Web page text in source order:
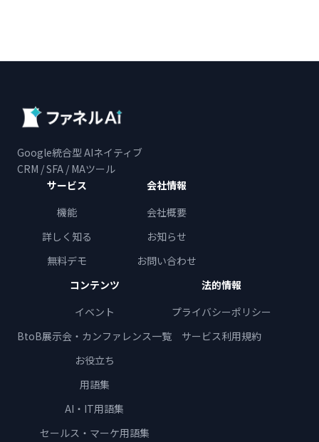
Google統合型 AIネイティブ
CRM / SFA / MAツール
サービス
機能
詳しく知る
無料デモ
会社情報
会社概要
お知らせ
お問い合わせ
コンテンツ
イベント
BtoB展示会・カンファレンス一覧
お役立ち
用語集
AI・IT用語集
セールス・マーケ用語集
法的情報
プライバシーポリシー
サービス利用規約